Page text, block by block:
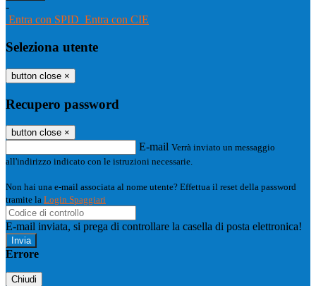
-
Entra con SPID Entra con CIE
Seleziona utente
button close ×
Recupero password
button close ×
E-mail Verrà inviato un messaggio
all'indirizzo indicato con le istruzioni necessarie.
Non hai una e-mail associata al nome utente? Effettua il reset della password
tramite la Login Spaggiari
E-mail inviata, si prega di controllare la casella di posta elettronica!
Errore
Chiudi